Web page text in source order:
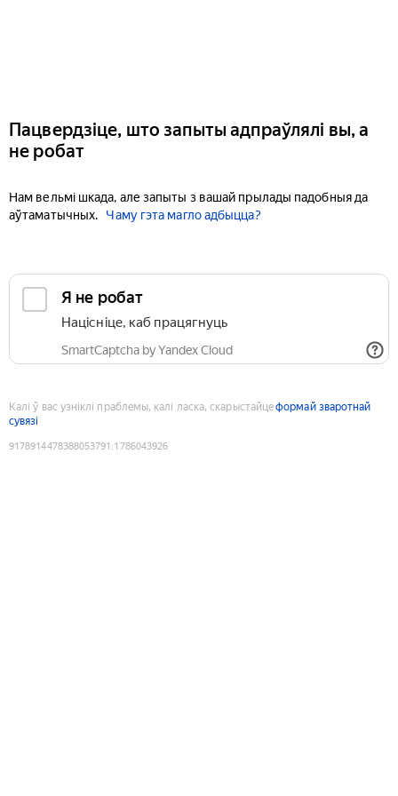
Пацвердзіце, што запыты адпраўлялі вы, а
не робат
Нам вельмі шкада, але запыты з вашай прылады падобныя да
аўтаматычных.
Чаму гэта магло адбыцца?
Я не робат
Націсніце, каб працягнуць
SmartCaptcha by Yandex Cloud
Калі ў вас узніклі праблемы, калі ласка, скарыстайцеформай зваротнай
сувязі
9178914478388053791 :1786043926